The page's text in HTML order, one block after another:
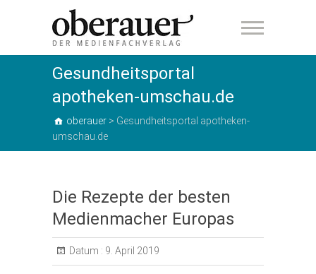
oberauer
Gesundheitsportal
apotheken-umschau.de
oberauer > Gesundheitsportal apotheken-
umschau.de
Die Rezepte der besten
Medienmacher Europas
Datum : 9. April 2019